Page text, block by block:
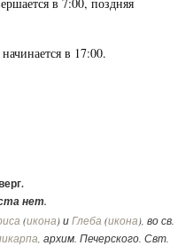
в 17:00.
нет.
(икона ) иГлеба (икона ), во св.
, архим. Печерского. Свт.